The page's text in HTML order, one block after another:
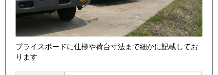
プライスボードに仕様や荷台寸法まで細かに記載してお
ります